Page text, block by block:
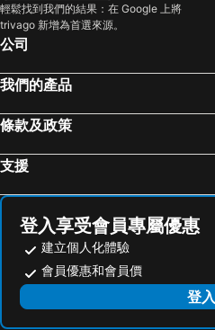
Futian
Merryland Guest House
阿山龍祥旅館
輕鬆找到我們的結果：在 Google 上將
trivago 新增為首選來源。
公司
我們的產品
條款及政策
支援
登入享受會員專屬優惠
建立個人化體驗
會員優惠和會員價
登入